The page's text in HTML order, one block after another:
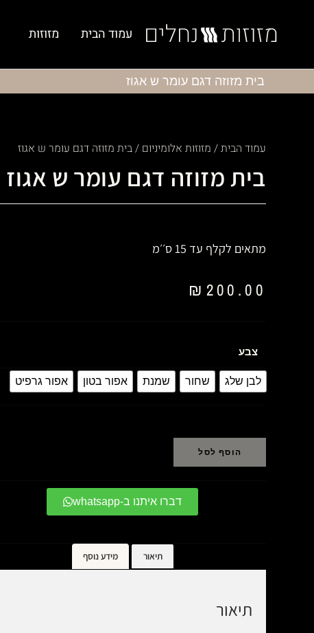
עמוד הבית מזוזות
בית מזוזה דגם עומר ש אגוז
עמוד הבית/ מזוזות אלומיניום / בית מזוזה דגם עומר ש אגוז
בית מזוזה דגם עומר ש אגוז
מתאים לקלף עד 15 ס׳׳מ
₪ 200.00
צבע
לבן שלג שחור שמנת אפור בטון אפור גרפיט
הוסף לסל
דברו איתנו ב-whatsapp
תיאור מידע נוסף
תיאור